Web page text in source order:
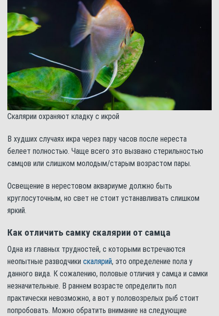
Скалярии охраняют кладку с икрой
В худших случаях икра через пару часов после нереста
белеет полностью. Чаще всего это вызвано стерильностью
самцов или слишком молодым/старым возрастом пары.
Освещение в нерестовом аквариуме должно быть
круглосуточным, но свет не стоит устанавливать слишком
яркий.
Как отличить самку скалярии от самца
Одна из главных трудностей, с которыми встречаются
неопытные разводчики скалярий, это определение пола у
данного вида. К сожалению, половые отличия у самца и самки
незначительные. В раннем возрасте определить пол
практически невозможно, а вот у половозрелых рыб стоит
попробовать. Можно обратить внимание на следующие